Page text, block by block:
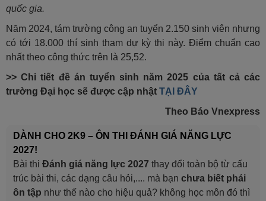
quốc gia.
Năm 2024, tám trường công an tuyển 2.150 sinh viên nhưng
có tới 18.000 thí sinh tham dự kỳ thi này. Điểm chuẩn cao
nhất theo công thức trên là 25,52.
>> Chi tiết đề án tuyển sinh năm 2025 của tất cả các
trường Đại học sẽ được cập nhật TẠI ĐÂY
Theo Báo Vnexpress
DÀNH CHO 2K9 – ÔN THI ĐÁNH GIÁ NĂNG LỰC
2027!
Bài thi Đánh giá năng lực 2027 thay đổi toàn bộ từ cấu
trúc bài thi, các dạng câu hỏi,.... mà bạn chưa biết phải
ôn tập như thế nào cho hiệu quả? không học môn đó thì